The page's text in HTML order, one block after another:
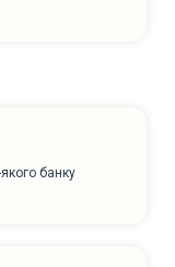
банку